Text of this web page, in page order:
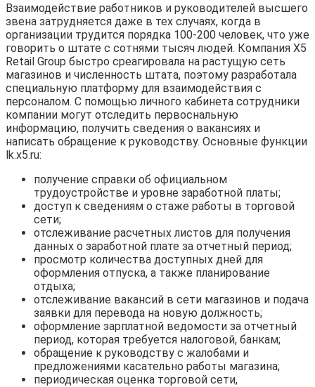
Взаимодействие работников и руководителей высшего
звена затрудняется даже в тех случаях, когда в
организации трудится порядка 100-200 человек, что уже
говорить о штате с сотнями тысяч людей. Компания X5
Retail Group быстро среагировала на растущую сеть
магазинов и численность штата, поэтому разработала
специальную платформу для взаимодействия с
персоналом. С помощью личного кабинета сотрудники
компании могут отследить первоснальную
информацию, получить сведения о вакансиях и
написать обращение к руководству. Основные функции
lk.x5.ru:
получение справки об официальном
трудоустройстве и уровне заработной платы;
доступ к сведениям о стаже работы в торговой
сети;
отслеживание расчетных листов для получения
данных о заработной плате за отчетный период;
просмотр количества доступных дней для
оформления отпуска, а также планирование
отдыха;
отслеживание вакансий в сети магазинов и подача
заявки для перевода на новую должность;
оформление зарплатной ведомости за отчетный
период, которая требуется налоговой, банкам;
обращение к руководству с жалобами и
предложениями касательно работы магазина;
периодическая оценка торговой сети,